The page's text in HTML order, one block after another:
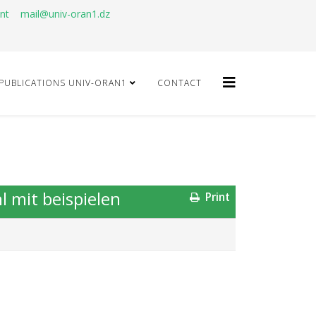
mail@univ-oran1.dz
PUBLICATIONS UNIV-ORAN1 CONTACT
Print
mit beispielen